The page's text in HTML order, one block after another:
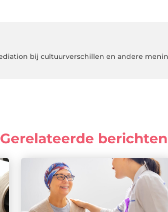
Gerelateerde berichten